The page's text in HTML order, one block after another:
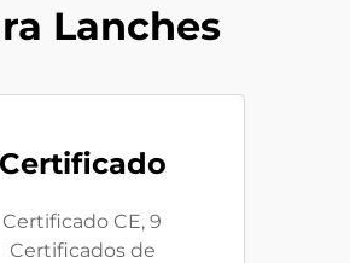
Lanches
Certificado
Certificado CE, 9
Certificados de